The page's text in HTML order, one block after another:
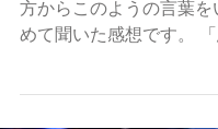
愛かっさの効果